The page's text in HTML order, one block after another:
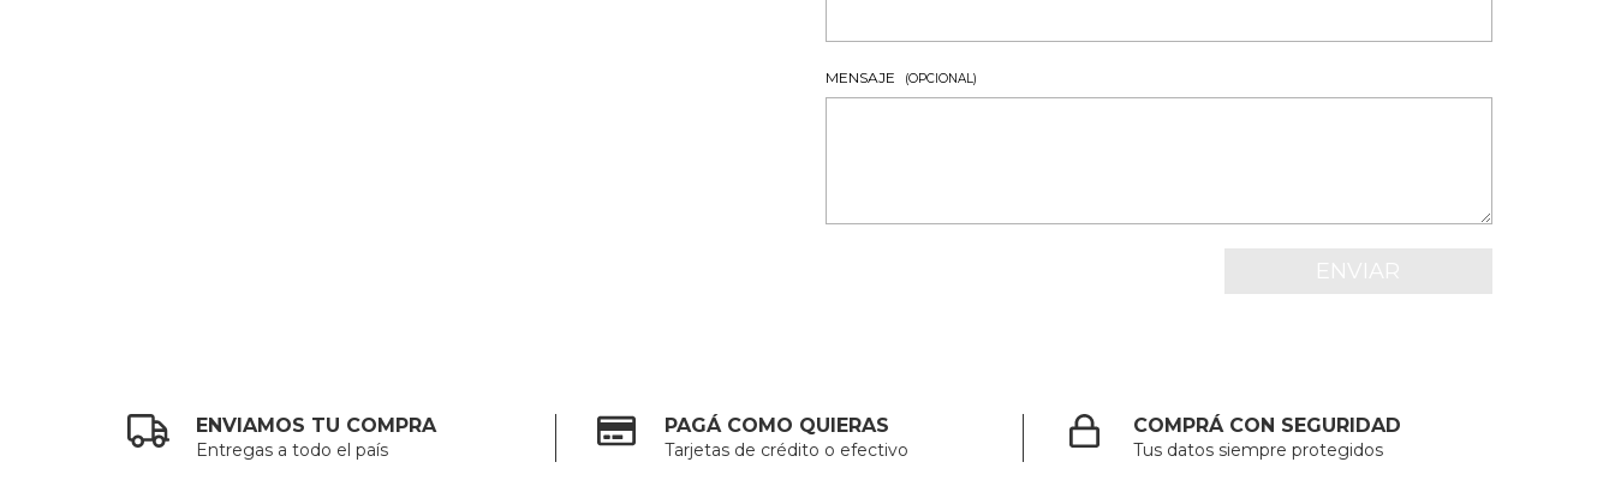
MENSAJE (OPCIONAL)
ENVIAMOS TU COMPRA
Entregas a todo el país
PAGÁ COMO QUIERAS
Tarjetas de crédito o efectivo
COMPRÁ CON SEGURIDAD
Tus datos siempre protegidos